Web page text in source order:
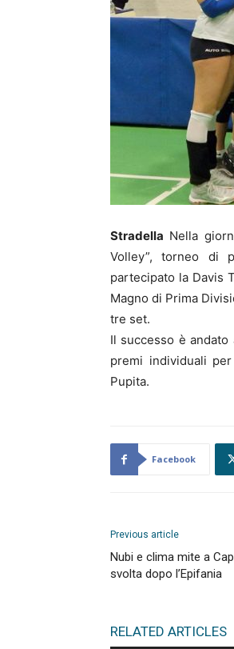
Stradella Nella
Volley”, torneo di
partecipato la Davis
Magno di Prima
tre set.
Il successo è
premi individuali
Pupita.
Facebook
Previous article
Nubi e clima mite a
svolta dopo l’Epifania
RELATED ARTICLES